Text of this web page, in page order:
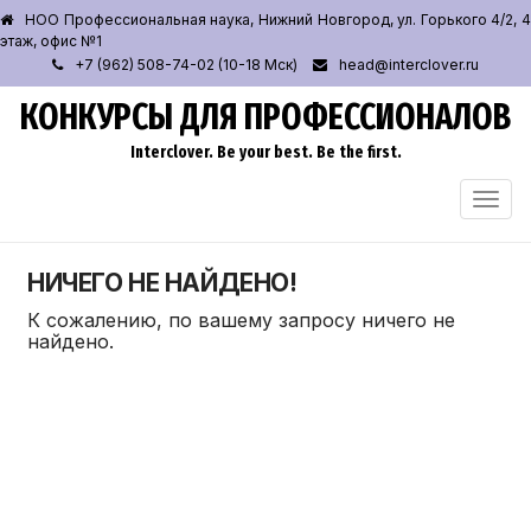
НОО Профессиональная наука, Нижний Новгород, ул. Горького 4/2, 4
этаж, офис №1
+7 (962) 508-74-02 (10-18 Мск)
head@interclover.ru
КОНКУРСЫ ДЛЯ ПРОФЕССИОНАЛОВ
Interclover. Be your best. Be the first.
НИЧЕГО НЕ НАЙДЕНО!
К сожалению, по вашему запросу ничего не
найдено.